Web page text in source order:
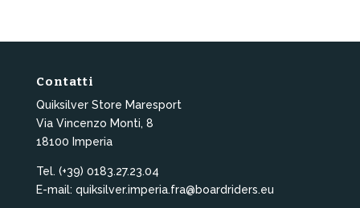
Contatti
Quiksilver Store Maresport
Via Vincenzo Monti, 8
18100 Imperia
Tel. (+39) 0183.27.23.04
E-mail: quiksilver.imperia.fra@boardriders.eu